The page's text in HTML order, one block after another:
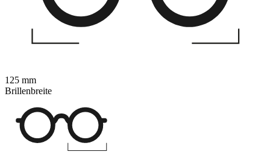
125 mm
Brillenbreite